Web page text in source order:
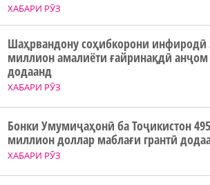
ХАБАРИ РӮЗ
ХАБАРИ РӮЗ
Шаҳрвандону соҳибкорони инфиродӣ
миллион амалиёти ғайринақдӣ анҷом
додаанд
ХАБАРИ РӮЗ
Бонки Умумиҷаҳонӣ ба Тоҷикистон 495
миллион доллар маблағи грантӣ